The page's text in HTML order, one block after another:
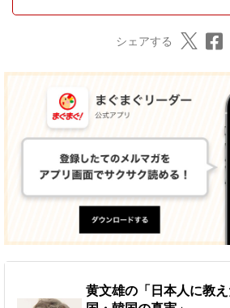
シェアする
黄文雄の「日本人に教